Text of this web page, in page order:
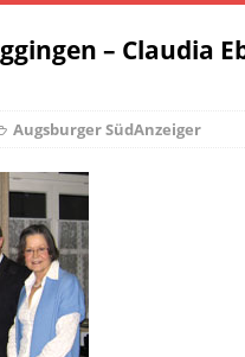
– Claudia
Augsburger SüdAnzeiger